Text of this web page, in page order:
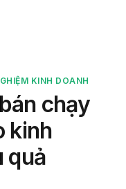
KINH DOANH
chạy
kinh
quả